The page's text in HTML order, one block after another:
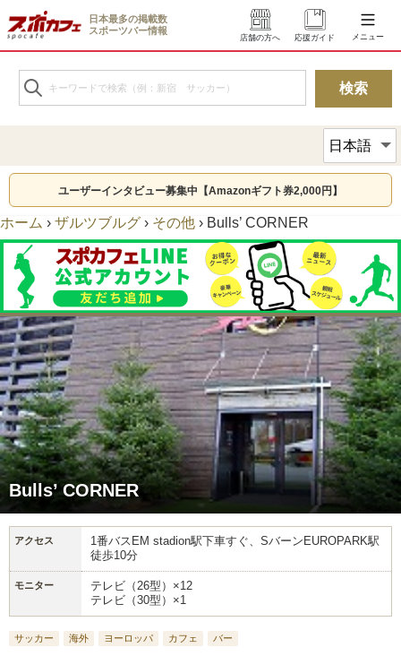
日本最多の掲載数
スポーツバー情報
店舗の方へ 応援ガイド メニュー
ユーザーインタビュー募集中【Amazonギフト券2,000円】
ホーム › ザルツブルグ › その他 › Bulls’ CORNER
Bulls’ CORNER
アクセス
1番バスEM stadion駅下車すぐ、SバーンEUROPARK駅
徒歩10分
モニター
テレビ（26型）×12
テレビ（30型）×1
サッカー 海外 ヨーロッパ カフェ バー